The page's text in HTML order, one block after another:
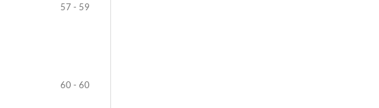
57 - 59
60 - 60